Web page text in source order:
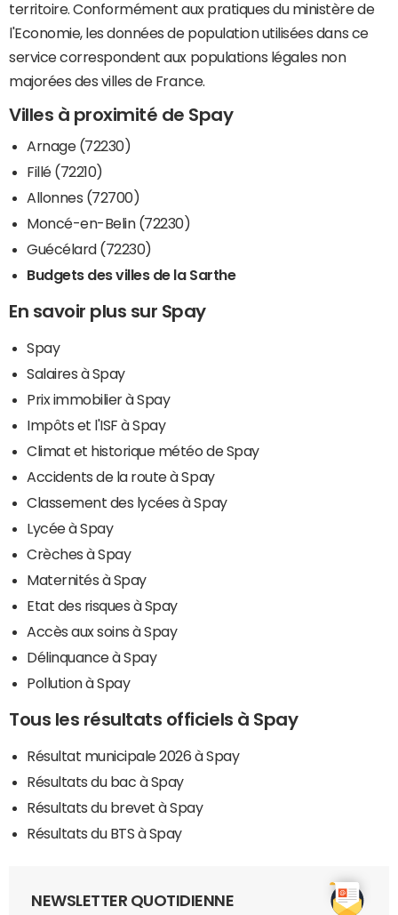
territoire. Conformément aux pratiques du ministère de
l'Economie, les données de population utilisées dans ce
service correspondent aux populations légales non
majorées des villes de France.
Villes à proximité de Spay
Arnage (72230)
Fillé (72210)
Allonnes (72700)
Moncé-en-Belin (72230)
Guécélard (72230)
Budgets des villes de la Sarthe
En savoir plus sur Spay
Spay
Salaires à Spay
Prix immobilier à Spay
Impôts et l'ISF à Spay
Climat et historique météo de Spay
Accidents de la route à Spay
Classement des lycées à Spay
Lycée à Spay
Crèches à Spay
Maternités à Spay
Etat des risques à Spay
Accès aux soins à Spay
Délinquance à Spay
Pollution à Spay
Tous les résultats officiels à Spay
Résultat municipale 2026 à Spay
Résultats du bac à Spay
Résultats du brevet à Spay
Résultats du BTS à Spay
NEWSLETTER QUOTIDIENNE